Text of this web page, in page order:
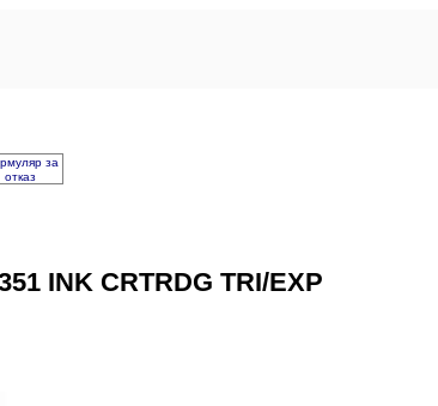
за
отказ
INK CRTRDG TRI/EXP